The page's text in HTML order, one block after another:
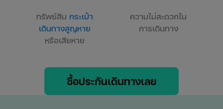
ทรัพย์สิน กระเป๋า
เดินทางสูญหาย
หรือเสียหาย
ความไม่สะดวกใน
การเดินทาง
ซื้อประกันเดินทางเลย